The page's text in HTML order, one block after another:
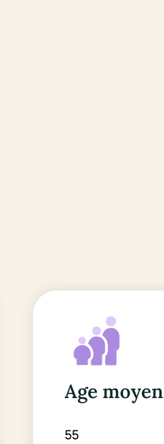
Age moyen
55